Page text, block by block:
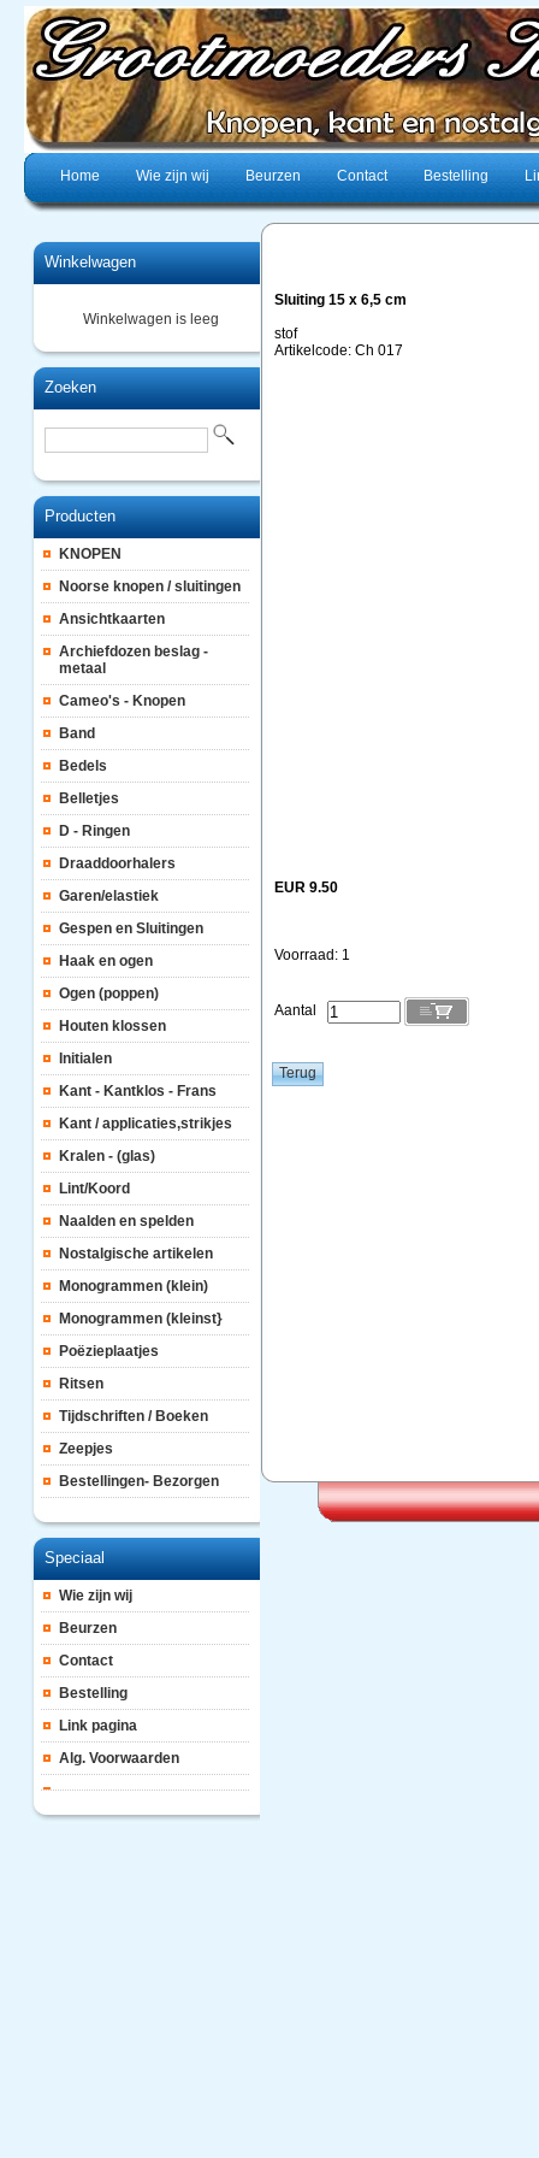
Home Wie zijn wij Beurzen Contact Bestelling
Winkelwagen
Winkelwagen is leeg
Zoeken
Producten
KNOPEN
Noorse knopen / sluitingen
Ansichtkaarten
Archiefdozen beslag -
metaal
Cameo's - Knopen
Band
Bedels
Belletjes
D - Ringen
Draaddoorhalers
Garen/elastiek
Gespen en Sluitingen
Haak en ogen
Ogen (poppen)
Houten klossen
Initialen
Kant - Kantklos - Frans
Kant / applicaties,strikjes
Kralen - (glas)
Lint/Koord
Naalden en spelden
Nostalgische artikelen
Monogrammen (klein)
Monogrammen (kleinst}
Poëzieplaatjes
Ritsen
Tijdschriften / Boeken
Zeepjes
Bestellingen- Bezorgen
Speciaal
Wie zijn wij
Beurzen
Contact
Bestelling
Link pagina
Alg. Voorwaarden
Sluiting 15 x 6,5 cm
stof
Artikelcode: Ch 017
EUR 9.50
Voorraad: 1
Aantal